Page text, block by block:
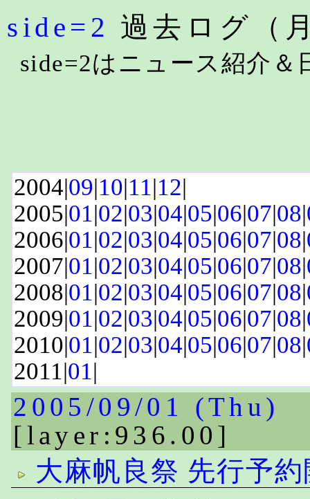
side=2 過去ログ（
side=2はニュース紹介＆
2004|09|10|11|12|
2005|01|02|03|04|05|06|07|08|
2006|01|02|03|04|05|06|07|08|
2007|01|02|03|04|05|06|07|08|
2008|01|02|03|04|05|06|07|08|
2009|01|02|03|04|05|06|07|08|
2010|01|02|03|04|05|06|07|08|
2011|01|
2005/09/01 (Thu)
[layer:936.00]
大麻帆良祭 先行予